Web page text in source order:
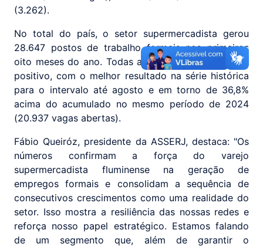
(3.262).
No total do país, o setor supermercadista gerou
28.647 postos de trabalho formais nos primeiros
oito meses do ano. Todas as regiões tiveram saldo
positivo, com o melhor resultado na série histórica
para o intervalo até agosto e em torno de 36,8%
acima do acumulado no mesmo período de 2024
(20.937 vagas abertas).
Fábio Queiróz, presidente da ASSERJ, destaca: "Os
números confirmam a força do varejo
supermercadista fluminense na geração de
empregos formais e consolidam a sequência de
consecutivos crescimentos como uma realidade do
setor. Isso mostra a resiliência das nossas redes e
reforça nosso papel estratégico. Estamos falando
de um segmento que, além de garantir o